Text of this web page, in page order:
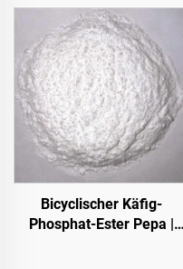
Bereiche – ein
wesentliches Produkt für
den Aufbau einer
Schwammstadt
Bicyclischer Käfig-
Phosphat-Ester Pepa |